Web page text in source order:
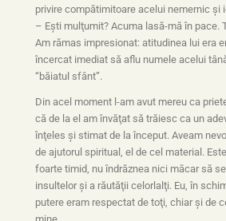
privire compătimitoare acelui nemernic şi
– Eşti mulţumit? Acuma lasă-mă în pace.
Am rămas impresionat: atitudinea lui era
încercat imediat să aflu numele acelui
“băiatul sfânt”.
Din acel moment l-am avut mereu ca
că de la el am învăţat să trăiesc ca un
înţeles şi stimat de la început. Aveam
de ajutorul spiritual, el de cel material.
foarte timid, nu îndrăznea nici măcar să
insultelor şi a răutăţii celorlalţi. Eu, în
putere eram respectat de toţi, chiar şi de